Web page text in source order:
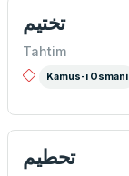
تختيم
Tahtim
Kamus-ı Osmani
تحطيم